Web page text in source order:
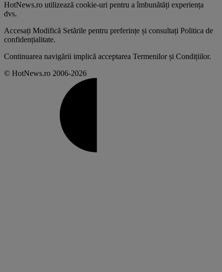
HotNews.ro utilizează cookie-uri pentru a îmbunătăți experiența
dvs.
Accesați Modifică Setările pentru preferințe și consultați Politica de
confidențialitate.
Continuarea navigării implică acceptarea Termenilor și Condițiilor.
© HotNews.ro 2006-2026